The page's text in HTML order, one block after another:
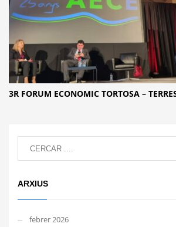
3R FORUM ECONOMIC TORTOSA –
ARXIUS
febrer 2026